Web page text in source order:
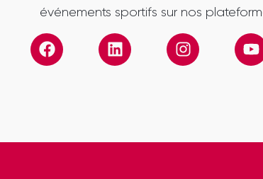
événements sportifs sur nos